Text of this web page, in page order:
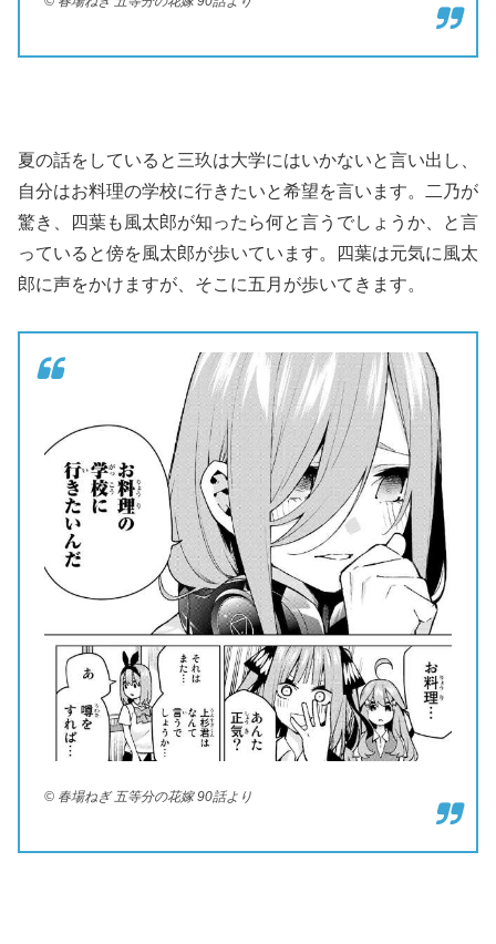
夏の話をしていると三玖は大学にはいかないと言い出し、
自分はお料理の学校に行きたいと希望を言います。二乃が
驚き、四葉も風太郎が知ったら何と言うでしょうか、と言
っていると傍を風太郎が歩いています。四葉は元気に風太
郎に声をかけますが、そこに五月が歩いてきます。
© 春場ねぎ 五等分の花嫁 90話より